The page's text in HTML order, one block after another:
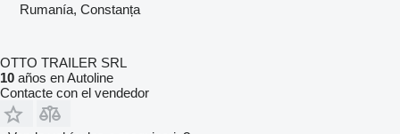
Rumanía, Constanța
OTTO TRAILER SRL
10 años en Autoline
Contacte con el vendedor